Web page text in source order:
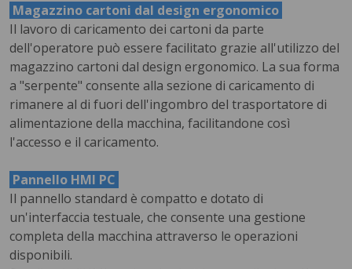
Magazzino cartoni dal design ergonomico
Il lavoro di caricamento dei cartoni da parte
dell'operatore può essere facilitato grazie all'utilizzo del
magazzino cartoni dal design ergonomico. La sua forma
a "serpente" consente alla sezione di caricamento di
rimanere al di fuori dell'ingombro del trasportatore di
alimentazione della macchina, facilitandone così
l'accesso e il caricamento.
Pannello HMI PC
Il pannello standard è compatto e dotato di
un'interfaccia testuale, che consente una gestione
completa della macchina attraverso le operazioni
disponibili.